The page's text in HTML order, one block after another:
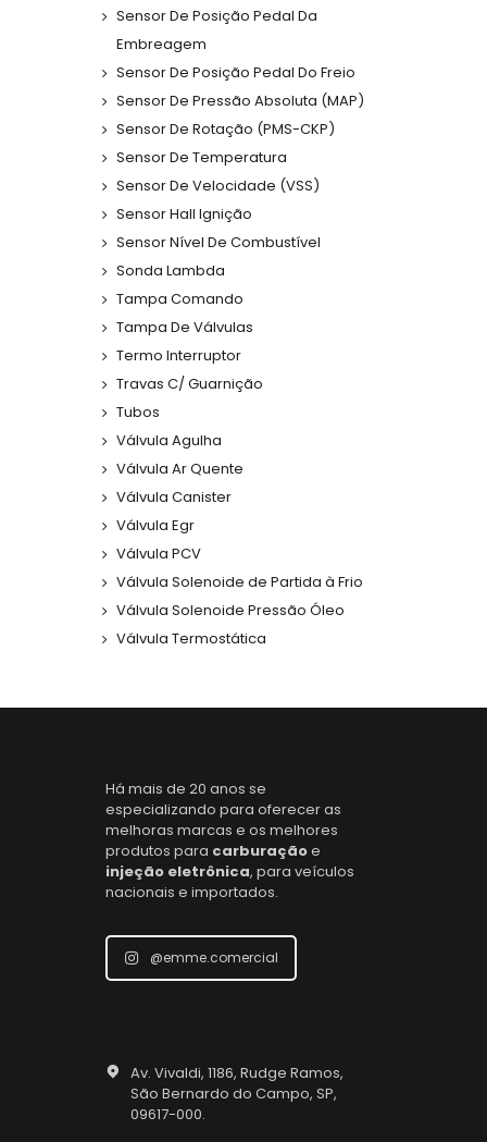
Sensor De Posição Pedal Da
Embreagem
Sensor De Posição Pedal Do Freio
Sensor De Pressão Absoluta (MAP)
Sensor De Rotação (PMS-CKP)
Sensor De Temperatura
Sensor De Velocidade (VSS)
Sensor Hall Ignição
Sensor Nível De Combustível
Sonda Lambda
Tampa Comando
Tampa De Válvulas
Termo Interruptor
Travas C/ Guarnição
Tubos
Válvula Agulha
Válvula Ar Quente
Válvula Canister
Válvula Egr
Válvula PCV
Válvula Solenoide de Partida à Frio
Válvula Solenoide Pressão Óleo
Válvula Termostática
Há mais de 20 anos se
especializando para oferecer as
melhoras marcas e os melhores
produtos para carburaçãoe
injeção eletrônica, para veículos
nacionais e importados.
@emme.comercial
Av. Vivaldi, 1186, Rudge Ramos,
São Bernardo do Campo, SP,
09617-000.